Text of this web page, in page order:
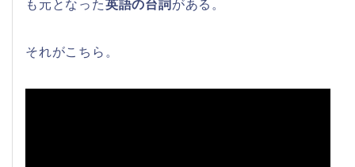
も元となった英語の台詞 がある。
それがこちら。